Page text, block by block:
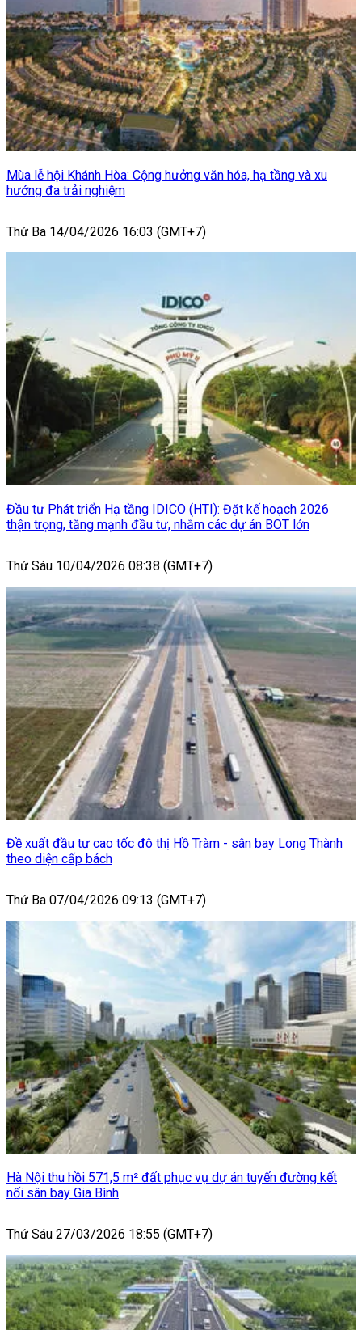
Mùa lễ hội Khánh Hòa: Cộng hưởng văn hóa, hạ tầng và xu
hướng đa trải nghiệm
Thứ Ba 14/04/2026 16:03 (GMT+7)
Đầu tư Phát triển Hạ tầng IDICO (HTI): Đặt kế hoạch 2026
thận trọng, tăng mạnh đầu tư, nhắm các dự án BOT lớn
Thứ Sáu 10/04/2026 08:38 (GMT+7)
Đề xuất đầu tư cao tốc đô thị Hồ Tràm - sân bay Long Thành
theo diện cấp bách
Thứ Ba 07/04/2026 09:13 (GMT+7)
Hà Nội thu hồi 571,5 m² đất phục vụ dự án tuyến đường kết
nối sân bay Gia Bình
Thứ Sáu 27/03/2026 18:55 (GMT+7)